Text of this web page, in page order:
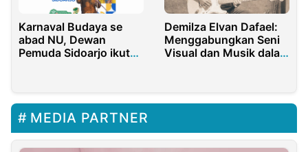
Karnaval Budaya se
abad NU, Dewan
Pemuda Sidoarjo ikut
Demilza Elvan Dafael:
Menggabungkan Seni
Visual dan Musik dalam
MEDIA PARTNER